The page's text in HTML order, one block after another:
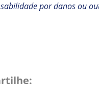
por danos ou